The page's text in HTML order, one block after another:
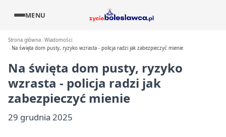
MENU
Strona główna Wiadomości
Na święta dom pusty, ryzyko wzrasta - policja radzi jak zabezpieczyć mienie
Na święta dom pusty, ryzyko
wzrasta - policja radzi jak
zabezpieczyć mienie
29 grudnia 2025